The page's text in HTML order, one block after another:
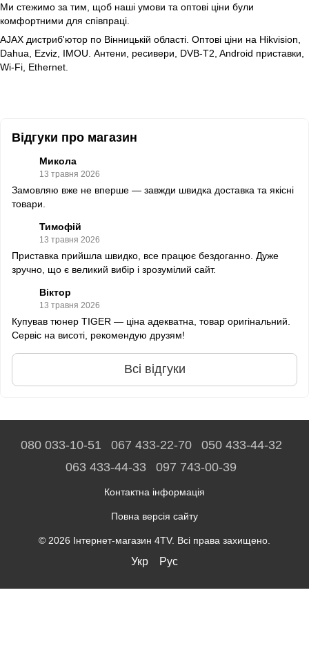
Ми стежимо за тим, щоб наші умови та оптові ціни були
комфортними для співпраці.
AJAX дистриб'ютор по Вінницькій області. Оптові ціни на Hikvision,
Dahua, Ezviz, IMOU. Антени, ресивери, DVB-T2, Android приставки,
Wi-Fi, Ethernet.
Відгуки про магазин
Микола
13 травня 2026
Замовляю вже не вперше — завжди швидка доставка та якісні
товари.
Тимофій
13 травня 2026
Приставка прийшла швидко, все працює бездоганно. Дуже
зручно, що є великий вибір і зрозумілий сайт.
Віктор
13 травня 2026
Купував тюнер TIGER — ціна адекватна, товар оригінальний.
Сервіс на висоті, рекомендую друзям!
Всі відгуки
080 033-10-51 067 433-22-70
050 433-44-32
063 433-44-33
097 743-00-39
Контактна інформація
Повна версія сайту
© 2026 Інтернет-магазин 4TV. Всі права захищено.
Укр Рус